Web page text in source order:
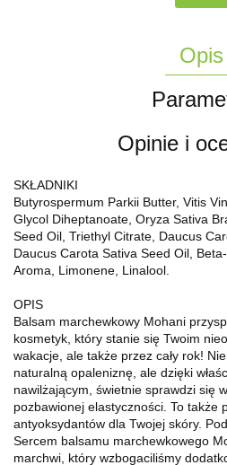
Opis
Opinie i
SKŁADNIKI
Butyrospermum Parkii Butter, Vitis
Glycol Diheptanoate, Oryza Sativa
Seed Oil, Triethyl Citrate, Daucus
Daucus Carota Sativa Seed Oil,
Aroma, Limonene, Linalool.
OPIS
Balsam marchewkowy Mohani
kosmetyk, który stanie się Twoim
wakacje, ale także przez cały rok!
naturalną opaleniznę, ale dzięki
nawilżającym, świetnie sprawdzi się
pozbawionej elastyczności. To także
antyoksydantów dla Twojej skóry.
Sercem balsamu marchewkowego
marchwi, który wzbogaciliśmy